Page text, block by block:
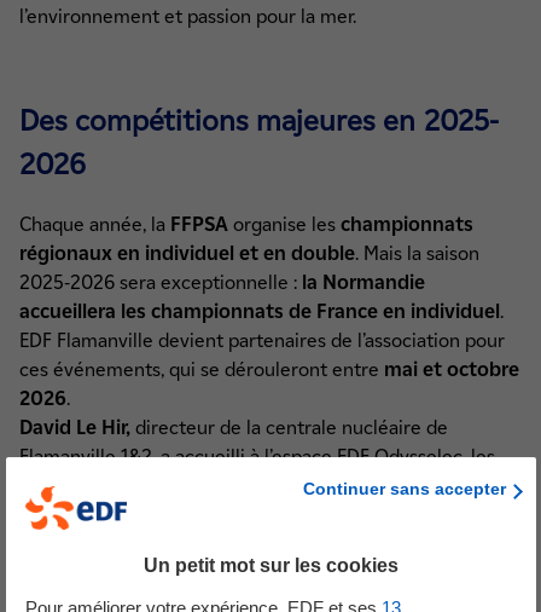
l’environnement et passion pour la mer.
Des compétitions majeures en 2025-
2026
Chaque année, la FFPSA organise les championnats
régionaux en individuel et en double. Mais la saison
2025-2026 sera exceptionnelle : la Normandie
accueillera les championnats de France en individuel.
EDF Flamanville devient partenaires de l’association pour
ces événements, qui se dérouleront entre mai et octobre
2026.
David Le Hir, directeur de la centrale nucléaire de
Flamanville 1&2, a accueilli à l’espace EDF Odysselec, les
représentants de l’association le 2 décembre 2025 pour
uneremise de chèque de 2000€
Continuer sans accepter
Un petit mot sur les cookies
Pour améliorer votre expérience, EDF et ses 13